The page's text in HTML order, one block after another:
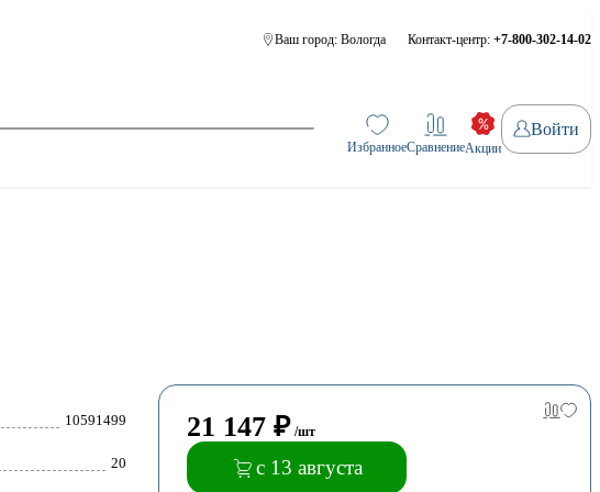
Ваш город: Вологда Контакт-центр: +7-800-302-14-02
ИзбранноеСравнениеАкции
Войти
10591499
20
21 147 ₽ /шт
с 13 августа